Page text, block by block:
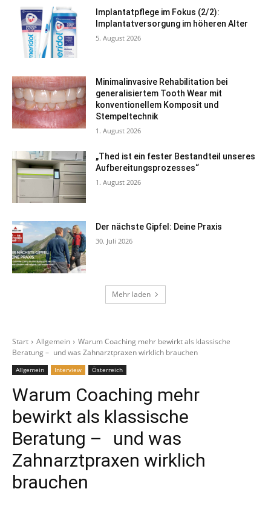
Implantatpflege im Fokus (2/2):
Implantatversorgung im höheren Alter
5. August 2026
Minimalinvasive Rehabilitation bei
generalisiertem Tooth Wear mit
konventionellem Komposit und
Stempeltechnik
1. August 2026
„Thed ist ein fester Bestandteil unseres
Aufbereitungsprozesses“
1. August 2026
Der nächste Gipfel: Deine Praxis
30. Juli 2026
Mehr laden